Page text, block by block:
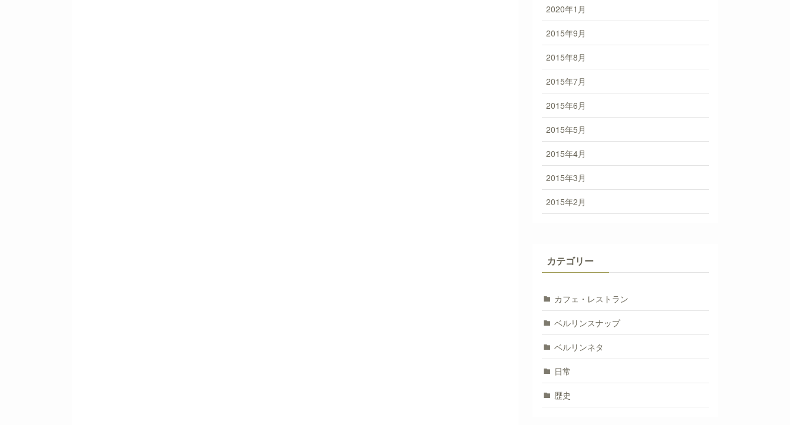
2020年1月
2015年9月
2015年8月
2015年7月
2015年6月
2015年5月
2015年4月
2015年3月
2015年2月
カテゴリー
カフェ・レストラン
ベルリンスナップ
ベルリンネタ
日常
歴史